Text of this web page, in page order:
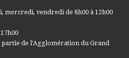
mercredi, vendredi de 8h00 à 12h00
partie de l'Agglomération du Grand